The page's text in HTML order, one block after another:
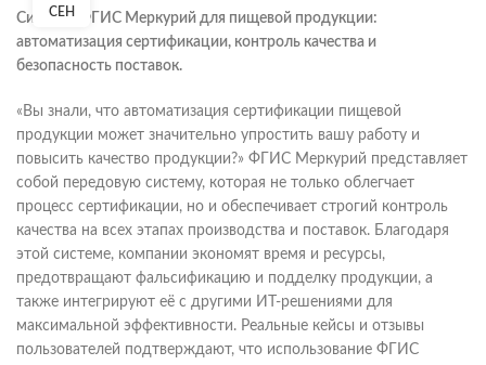
СЕН
Система ФГИС Меркурий для пищевой продукции:
автоматизация сертификации, контроль качества и
безопасность поставок.
«Вы знали, что автоматизация сертификации пищевой
продукции может значительно упростить вашу работу и
повысить качество продукции?» ФГИС Меркурий представляет
собой передовую систему, которая не только облегчает
процесс сертификации, но и обеспечивает строгий контроль
качества на всех этапах производства и поставок. Благодаря
этой системе, компании экономят время и ресурсы,
предотвращают фальсификацию и подделку продукции, а
также интегрируют её с другими ИТ-решениями для
максимальной эффективности. Реальные кейсы и отзывы
пользователей подтверждают, что использование ФГИС